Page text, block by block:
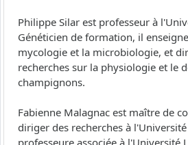
Philippe Silar est professeur à
Généticien de formation, il
mycologie et la microbiologie, et
recherches sur la physiologie et le
champignons.
Fabienne Malagnac est maître de
diriger des recherches à